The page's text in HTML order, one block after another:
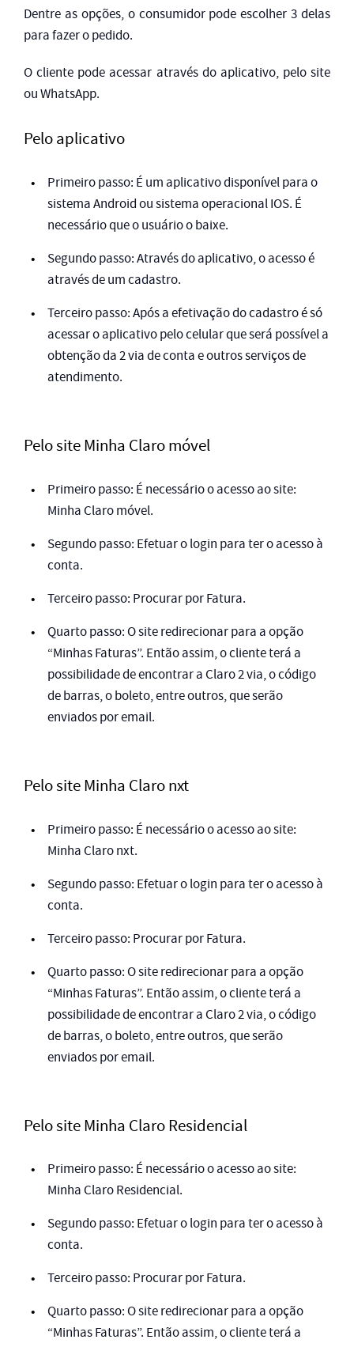
Dentre as opções, o consumidor pode escolher 3 delas
para fazer o pedido.
O cliente pode acessar através do aplicativo, pelo site
ou WhatsApp.
Pelo aplicativo
Primeiro passo: É um aplicativo disponível para o
sistema Android ou sistema operacional IOS. É
necessário que o usuário o baixe.
Segundo passo: Através do aplicativo, o acesso é
através de um cadastro.
Terceiro passo: Após a efetivação do cadastro é só
acessar o aplicativo pelo celular que será possível a
obtenção da 2 via de conta e outros serviços de
atendimento.
Pelo site Minha Claro móvel
Primeiro passo: É necessário o acesso ao site:
Minha Claro móvel.
Segundo passo: Efetuar o login para ter o acesso à
conta.
Terceiro passo: Procurar por Fatura.
Quarto passo: O site redirecionar para a opção
“Minhas Faturas”. Então assim, o cliente terá a
possibilidade de encontrar a Claro 2 via, o código
de barras, o boleto, entre outros, que serão
enviados por email.
Pelo site Minha Claro nxt
Primeiro passo: É necessário o acesso ao site:
Minha Claro nxt.
Segundo passo: Efetuar o login para ter o acesso à
conta.
Terceiro passo: Procurar por Fatura.
Quarto passo: O site redirecionar para a opção
“Minhas Faturas”. Então assim, o cliente terá a
possibilidade de encontrar a Claro 2 via, o código
de barras, o boleto, entre outros, que serão
enviados por email.
Pelo site Minha Claro Residencial
Primeiro passo: É necessário o acesso ao site:
Minha Claro Residencial.
Segundo passo: Efetuar o login para ter o acesso à
conta.
Terceiro passo: Procurar por Fatura.
Quarto passo: O site redirecionar para a opção
“Minhas Faturas”. Então assim, o cliente terá a